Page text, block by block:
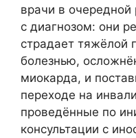
врачи в очередной
с диагнозом: они
страдает тяжёлой
болезнью,
миокарда, и
переходе на
проведённые по
консультации с